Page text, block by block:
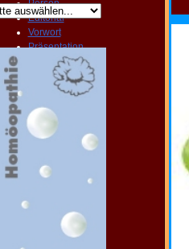
Person
Editorial
Vorwort
Präsentation
Publikationen
Broschüre
Vertrieb
FORUM
FAQ
KONTAKT
SHOP